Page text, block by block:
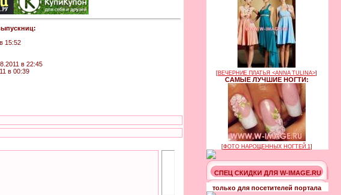
15:52
в 22:45
в 00:39
[ВЕЧЕРНИЕ ПЛАТЬЯ <ANNA TULINA>]
САМЫЕ ЛУЧШИЕ НОГТИ:
[ФОТО НАРОЩЕННЫХ НОГТЕЙ 1]
СПЕЦ СКИДКИ ДЛЯ W-IMAGE.RU
только для посетителей портала